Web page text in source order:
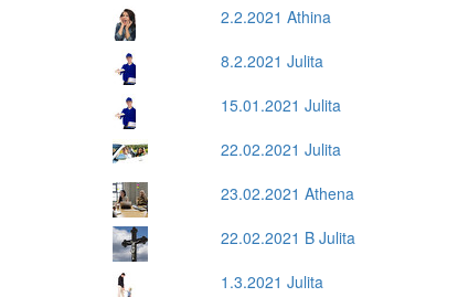
2.2.2021 Athina
8.2.2021 Julita
15.01.2021 Julita
22.02.2021 Julita
23.02.2021 Athena
22.02.2021 B Julita
1.3.2021 Julita